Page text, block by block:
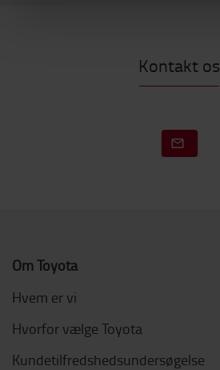
Kontakt os
Om Toyota
Hvem er vi
Hvorfor vælge Toyota
Kundetilfredshedsundersøgelse